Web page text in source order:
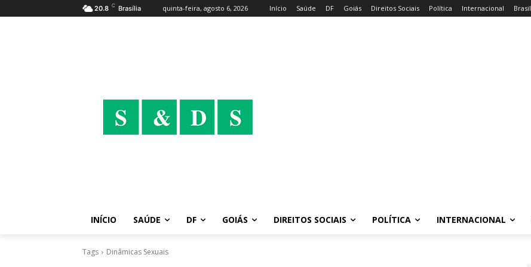
20.8 C Brasília quinta-feira, agosto 6, 2026 Início Saúde DF Goiás Direitos Sociais Política Internacional Brasil
INÍCIO SAÚDE DF GOIÁS DIREITOS SOCIAIS POLÍTICA INTERNACIONAL
Tags Dinâmicas Sexuais